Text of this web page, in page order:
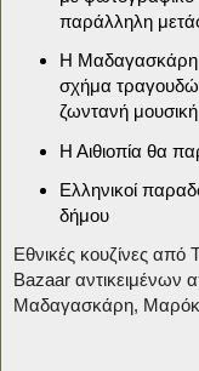
παράλληλη
Η Μαδαγασκάρη
σχήμα
ζωντανή
Η Αιθιοπία θα
Ελληνικοί
δήμου
Εθνικές κουζίνες από
Bazaar αντικειμένων
Μαδαγασκάρη,